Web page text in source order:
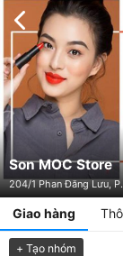
Son MOC Store
204/1 Phan Đăng Lưu,
Giao hàng
+ Tạo nhóm